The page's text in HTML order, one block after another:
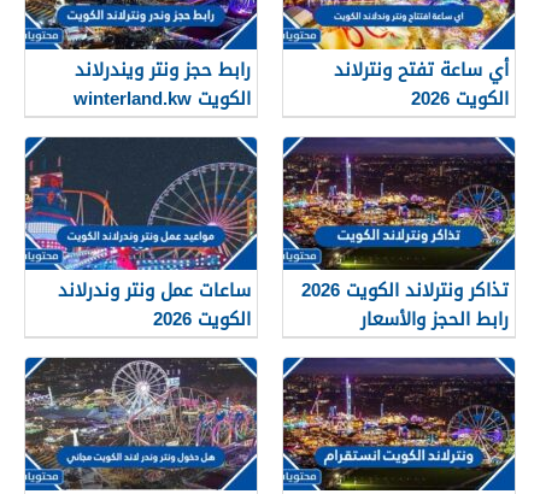
أي ساعة تفتح ونترلاند
الكويت 2026
رابط حجز ونتر ويندرلاند
الكويت winterland.kw
تذاكر ونترلاند الكويت 2026
رابط الحجز والأسعار
ساعات عمل ونتر وندرلاند
الكويت 2026